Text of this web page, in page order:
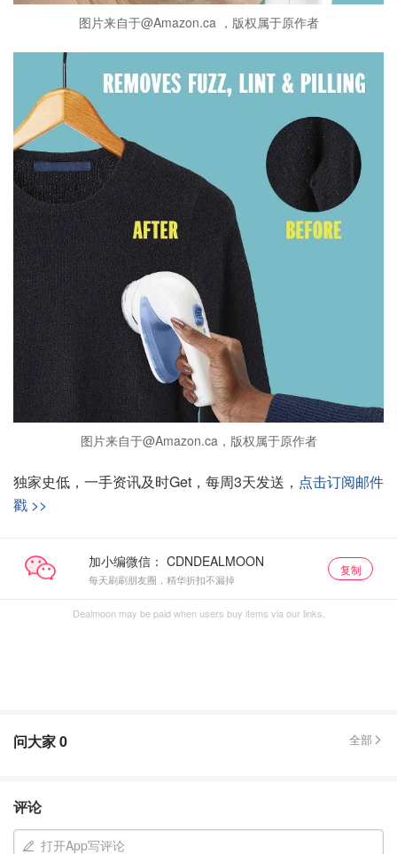
图片来自于@Amazon.ca ，版权属于原作者
图片来自于@Amazon.ca，版权属于原作者
独家史低，一手资讯及时Get，每周3天发送， 点击订阅邮件
戳 >>
加小编微信：
每天刷刷朋友圈，精华折扣不漏掉
复制
Dealmoon may be paid when users buy items via our links.
问大家0 全部
评论
打开App写评论